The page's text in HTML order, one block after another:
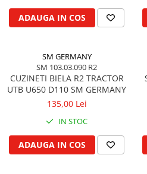
Biela motor
Cuzineti de biela
Suruburi si piulite biela
Bloc motor
Dop si accesorii de umplere cu ulei
Joja de ulei
Supape de admisie
Supape de evacuare
Kramer
Mc Cormick
Zetor
Ursus
Claas / Renault
Armatrac
Dongfeng
Case IH
Massey Ferguson
Mecanica Ceahlau
Taarup
Kverneland
Niemeyer
Gallignani
John Deere
ADAUGA IN COS
SM GERMANY
SM 103.03.090 R2
CUZINETI BIELA R2 TRACTOR
UTB U650 D110 SM GERMANY
135,00 Lei
IN STOC
ADAUGA IN COS